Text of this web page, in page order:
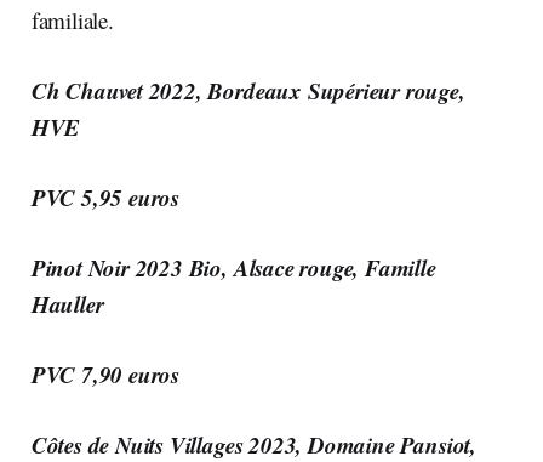
familiale.
Ch Chauvet 2022, Bordeaux Supérieur rouge,
HVE
PVC 5,95 euros
Pinot Noir 2023 Bio, Alsace rouge, Famille
Hauller
PVC 7,90 euros
Côtes de Nuits Villages 2023, Domaine Pansiot,